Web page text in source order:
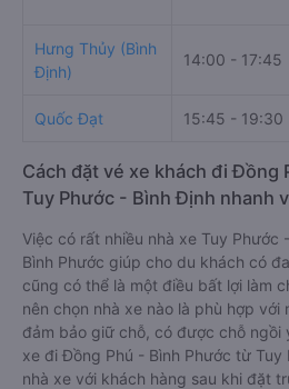
Hưng Thủy (Bình
Định)
14:00 - 17:45
Quốc Đạt 15:45 - 19:30
Cách đặt vé xe khách đi Đồng
Tuy Phước - Bình Định nhanh
Việc có rất nhiều nhà xe Tuy Phước
Bình Phước giúp cho du khách có
cũng có thể là một điều bất lợi làm
nên chọn nhà xe nào là phù hợp với
đảm bảo giữ chỗ, có được chỗ ngồi
xe đi Đồng Phú - Bình Phước từ
nhà xe với khách hàng sau khi đặt